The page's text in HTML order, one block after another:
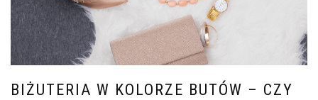
BIŻUTERIA W KOLORZE BUTÓW – CZY